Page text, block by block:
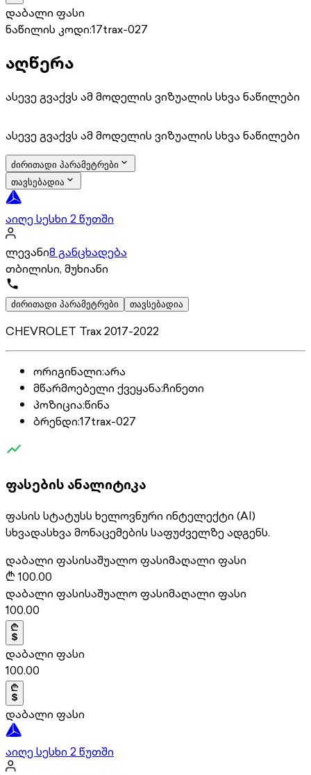
დაბალი ფასი
ნაწილის კოდი:17trax-027
აღწერა
ასევე გვაქვს ამ მოდელის ვიზუალის სხვა ნაწილები
ასევე გვაქვს ამ მოდელის ვიზუალის სხვა ნაწილები
ძირითადი პარამეტრები
თავსებადია
აიღე სესხი 2 წუთში
ლევანი8 განცხადება
თბილისი, მუხიანი
ძირითადი პარამეტრები თავსებადია
CHEVROLET Trax 2017-2022
ორიგინალი:არა
მწარმოებელი ქვეყანა:ჩინეთი
პოზიცია:წინა
ბრენდი:17trax-027
ფასების ანალიტიკა
ფასის სტატუსს ხელოვნური ინტელექტი (AI)
სხვადასხვა მონაცემების საფუძველზე ადგენს.
დაბალი ფასისაშუალო ფასიმაღალი ფასი
₾ 100.00
დაბალი ფასისაშუალო ფასიმაღალი ფასი
100.00
დაბალი ფასი
100.00
დაბალი ფასი
აიღე სესხი 2 წუთში